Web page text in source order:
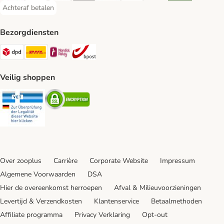
Achteraf betalen
Achteraf betalen Payment Method
Bezorgdiensten
Dpd Shipping Method
DHL Shipping Method
Mondial Relay Shipping Method
Veilig shoppen
Security Security
Over zooplus Carrière Corporate Website
Impressum
Algemene Voorwaarden
DSA
Hier de overeenkomst herroepen
Afval & Milieuvoorzieningen
Levertijd & Verzendkosten
Klantenservice
Betaalmethoden
Affiliate programma
Privacy Verklaring
Opt-out